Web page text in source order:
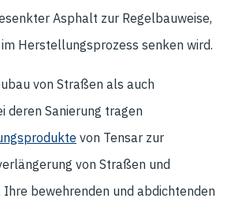
Asphalt zur Regelbauweise,
Herstellungsprozess senken wird.
von Straßen als auch
deren Sanierung tragen
von Tensar zur
von Straßen und
Ihre bewehrenden und abdichtenden